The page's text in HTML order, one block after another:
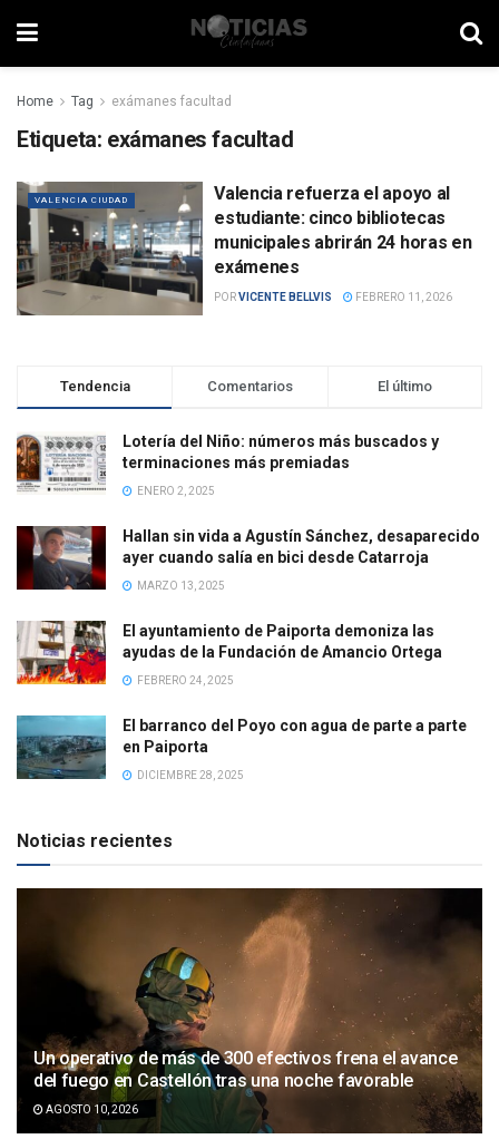
Home Tag exámanes facultad
Etiqueta: exámanes facultad
VALENCIA CIUDAD
Valencia refuerza el apoyo al
estudiante: cinco bibliotecas
municipales abrirán 24 horas en
exámenes
PORVICENTE BELLVIS FEBRERO 11, 2026
Tendencia Comentarios El último
Lotería del Niño: números más buscados y
terminaciones más premiadas
ENERO 2, 2025
Hallan sin vida a Agustín Sánchez, desaparecido
ayer cuando salía en bici desde Catarroja
MARZO 13, 2025
El ayuntamiento de Paiporta demoniza las
ayudas de la Fundación de Amancio Ortega
FEBRERO 24, 2025
El barranco del Poyo con agua de parte a parte
en Paiporta
DICIEMBRE 28, 2025
Noticias recientes
Un operativo de más de 300 efectivos frena el avance
del fuego en Castellón tras una noche favorable
AGOSTO 10, 2026